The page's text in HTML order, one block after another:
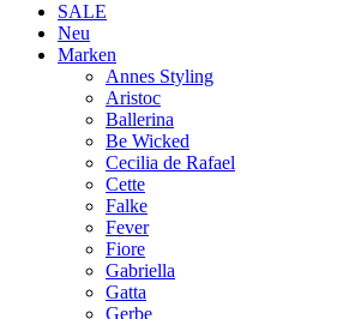
SALE
Neu
Marken
Annes Styling
Aristoc
Ballerina
Be Wicked
Cecilia de Rafael
Cette
Falke
Fever
Fiore
Gabriella
Gatta
Gerbe